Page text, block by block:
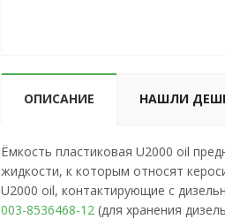
ОПИСАНИЕ НАШЛИ
Ёмкость пластиковая U2000 oil
жидкости, к которым относят
U2000 oil, контактирующие с
003-8536468-12 (для хранения